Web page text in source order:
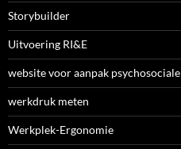
Storybuilder
Uitvoering RI&E
website voor aanpak psychosociale
werkdruk meten
Werkplek-Ergonomie